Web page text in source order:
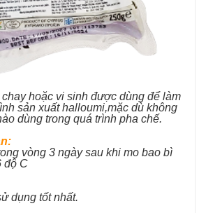
hoặc vi sinh được dùng để làm
sản xuất halloumi,mặc dù không
dùng trong quá trình pha chế.
vòng 3 ngày sau khi mo bao bì
độ C
dụng tốt nhất.